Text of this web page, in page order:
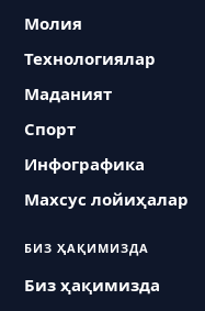
Молия
Технологиялар
Маданият
Спорт
Инфографика
Махсус лойиҳалар
БИЗ ҲАҚИМИЗДА
Биз ҳақимизда